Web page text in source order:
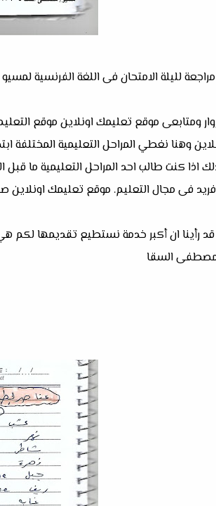
لليلة الامتحان فى اللغة الفرنسية
ومتابعى موقع تعليمك اونلاين موقع
وهنا نغطي المراحل التعليمية المختلفة
اذا كنت طالب احد المراحل التعليمية ما
فى مجال التعليم. موقع تعليمك اونلاين
رأينا ان أكبر خدمة نستطيع تقديمها لكم
مصطفى السقا